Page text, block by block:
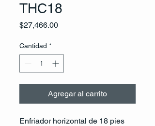
THC18
$27,466.00Precio
Cantidad *
Agregar al carrito
Enfriador horizontal de 18 pies